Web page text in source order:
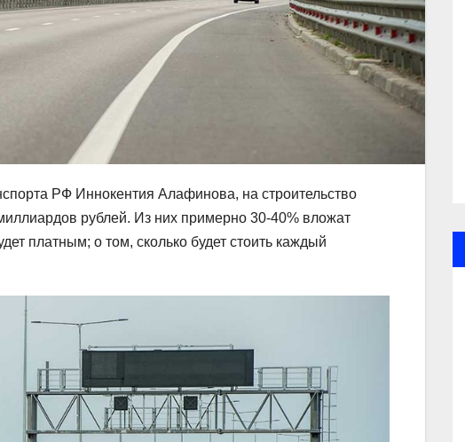
РФ Иннокентия Алафинова, на строительство
рублей. Из них примерно 30-40% вложат
платным; о том, сколько будет стоить каждый